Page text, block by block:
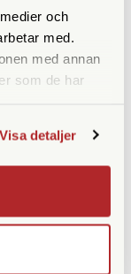
och
med.
med annan
som de har
Visa detaljer